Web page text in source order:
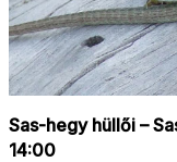
Sas-hegy hüllői –
14:00